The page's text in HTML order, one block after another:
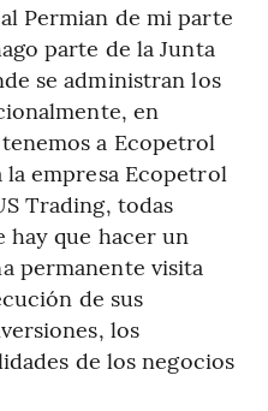
Permian de mi parte
parte de la Junta
se administran los
en
a Ecopetrol
la empresa Ecopetrol
Trading, todas
hay que hacer un
permanente visita
de sus
los
de los negocios